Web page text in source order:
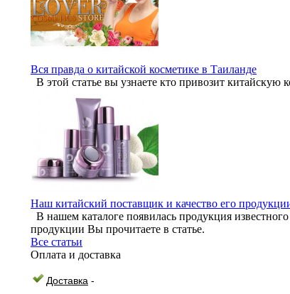
Вся правда о китайской косметике в Таиланде
В этой статье вы узнаете кто привозит
Наш китайский поставщик и качество его
В нашем каталоге появилась продукция
продукции Вы прочитаете в статье.
Все статьи
Оплата и доставка
Доставка -